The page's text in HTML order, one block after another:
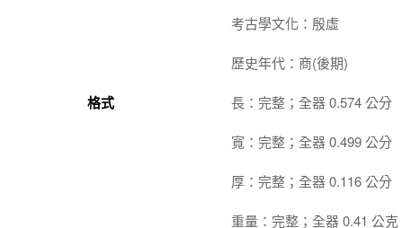
考古學文化：殷虛
歷史年代：商(後期)
格式 長：完整；全器 0.574 公分
寬：完整；全器 0.499 公分
厚：完整；全器 0.116 公分
重量：完整；全器 0.41 公克